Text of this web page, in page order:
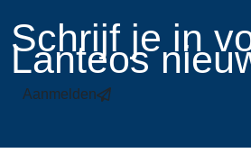
​Schrijf je in
Lanteos
Aanmelden